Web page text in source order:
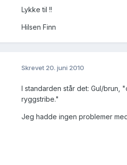
Lykke til !!
Hilsen Finn
Skrevet 20. juni 2010
I standarden står det: Gul/
ryggstribe."
Jeg hadde ingen problemer